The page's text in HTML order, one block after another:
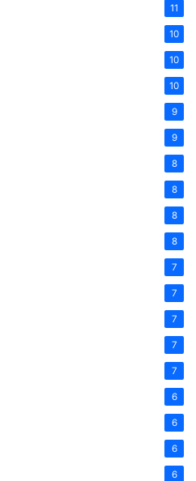
11
10
10
10
9
9
8
8
8
8
7
7
7
7
7
6
6
6
6